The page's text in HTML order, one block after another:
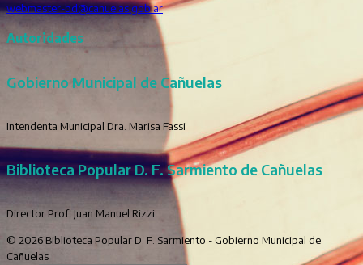
webmaster-bd@canuelas.gob.ar
Autoridades
Gobierno Municipal de Cañuelas
Intendenta Municipal Dra. Marisa Fassi
Biblioteca Popular D. F. Sarmiento de Cañuelas
Director Prof. Juan Manuel Rizzi
© 2026 Biblioteca Popular D. F. Sarmiento - Gobierno Municipal de
Cañuelas